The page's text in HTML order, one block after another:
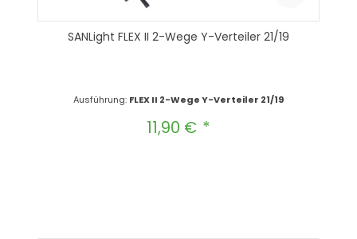
SANLight FLEX II 2-Wege Y-Verteiler 21/19
Ausführung: FLEX II 2-Wege Y-Verteiler 21/19
Regulärer Preis:
11,90 €